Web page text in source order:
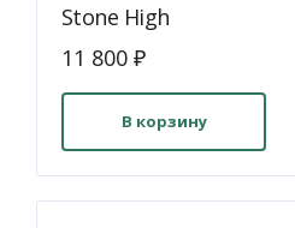
Stone High
11 800 ₽
В корзину